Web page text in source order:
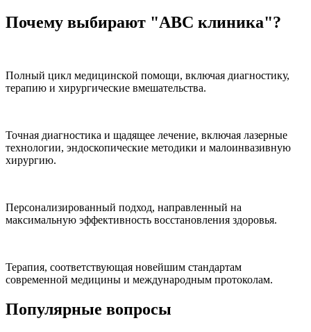
Почему выбирают "ABC клиника"?
Полный цикл медицинской помощи, включая диагностику,
терапию и хирургические вмешательства.
Точная диагностика и щадящее лечение, включая лазерные
технологии, эндоскопические методики и малоинвазивную
хирургию.
Персонализированный подход, направленный на
максимальную эффективность восстановления здоровья.
Терапия, соответствующая новейшим стандартам
современной медицины и международным протоколам.
Популярные вопросы